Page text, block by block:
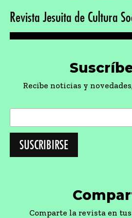
Revista Jesuita de Cultura
Recibe noticias y
Comparte la revista en